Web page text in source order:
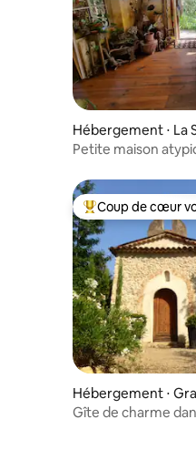
Hébergement ⋅ La
-Mer
Petite maison
Coups de cœur
Coup de cœur
Hébergement ⋅
Gîte de charme